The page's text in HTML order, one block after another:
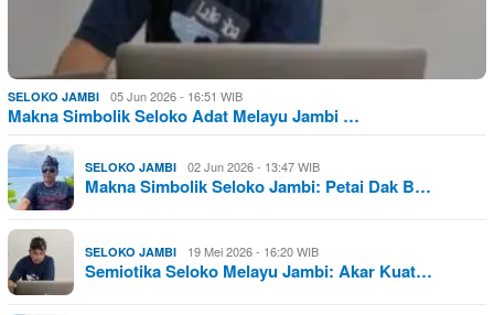
SELOKO JAMBI 05 Jun 2026 - 16:51 WIB
Makna Simbolik Seloko Adat Melayu Jambi …
SELOKO JAMBI 02 Jun 2026 - 13:47 WIB
Makna Simbolik Seloko Jambi: Petai Dak B…
SELOKO JAMBI 19 Mei 2026 - 16:20 WIB
Semiotika Seloko Melayu Jambi: Akar Kuat…